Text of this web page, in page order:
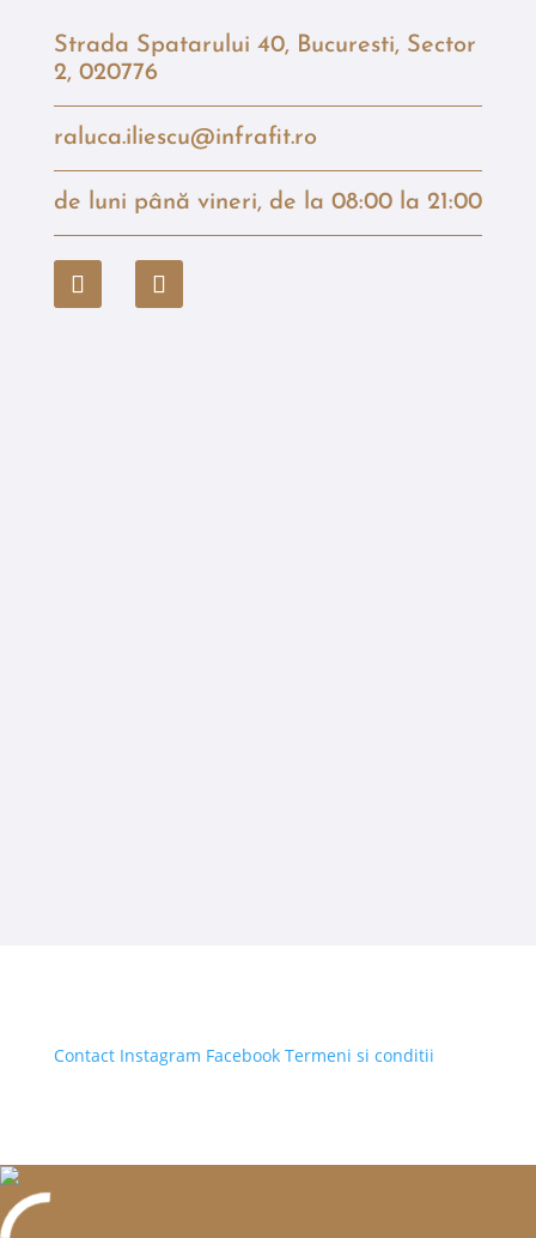
Strada Spatarului 40, Bucuresti, Sector
2, 020776
raluca.iliescu@infrafit.ro
de luni până vineri, de la 08:00 la 21:00
Contact Instagram Facebook Termeni si conditii